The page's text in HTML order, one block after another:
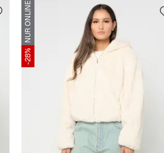
NUR ONLINE
-28%